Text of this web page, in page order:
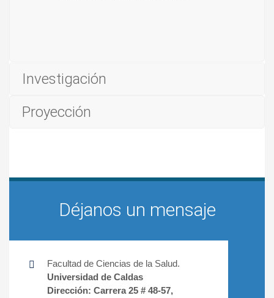
Investigación
Proyección
Déjanos un mensaje
Facultad de Ciencias de la Salud.
Universidad de Caldas
Dirección: Carrera 25 # 48-57,